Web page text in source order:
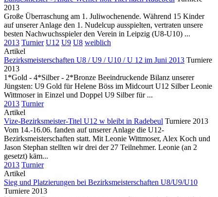
2013
Große Überraschung am 1. Juliwochenende. Während 15 Kinder
auf unserer Anlage den 1. Nudelcup ausspielten, vertraten unsere
besten Nachwuchsspieler den Verein in Leipzig (U8-U10) ...
2013 Turnier U12 U9 U8 weiblich
Artikel
Bezirksmeisterschaften U8 / U9 / U10 / U 12 im Juni 2013 Turniere
2013
1*Gold - 4*Silber - 2*Bronze Beeindruckende Bilanz unserer
Jüngsten: U9 Gold für Helene Böss im Midcourt U12 Silber Leonie
Wittmoser in Einzel und Doppel U9 Silber für ...
2013 Turnier
Artikel
Vize-Bezirksmeister-Titel U12 w bleibt in Radebeul Turniere 2013
Vom 14.-16.06. fanden auf unserer Anlage die U12-
Bezirksmeisterschaften statt. Mit Leonie Wittmoser, Alex Koch und
Jason Stephan stellten wir drei der 27 Teilnehmer. Leonie (an 2
gesetzt) käm...
2013 Turnier
Artikel
Sieg und Platzierungen bei Bezirksmeisterschaften U8/U9/U10
Turniere 2013